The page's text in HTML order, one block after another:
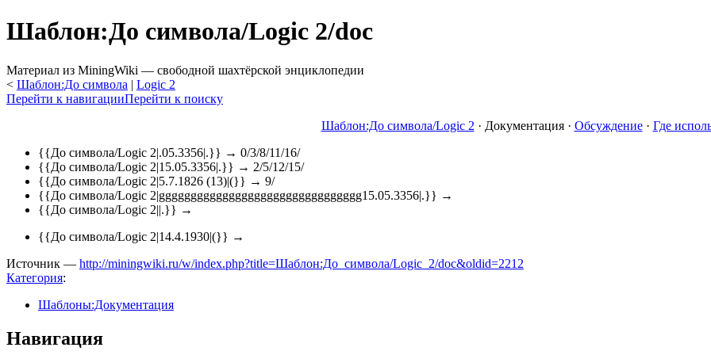
Шаблон:До символа/Logic 2/doc
Материал из MiningWiki — свободной шахтёрской энциклопедии
< Шаблон:До символа ‎ | Logic 2
Перейти к навигацииПерейти к поиску
Шаблон:До символа/Logic 2 · Документация· Обсуждение· Где
{{До символа/Logic 2|.05.3356|.}} → 0/3/8/11/16/
{{До символа/Logic 2|15.05.3356|.}} → 2/5/12/15/
{{До символа/Logic 2|5.7.1826 (13)|(}} → 9/
{{До символа/Logic 2|gggggggggggggggggggggggggggggggg15.05.3356|.}} →
{{До символа/Logic 2||.}} →
{{До символа/Logic 2|14.4.1930|(}} →
Источник — http://miningwiki.ru/w/index.php?title=Шаблон:До_символа/Logic_2/doc&oldid=2212
Категория:
Шаблоны:Документация
Навигация